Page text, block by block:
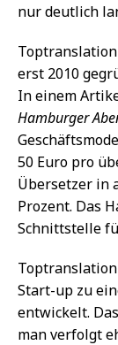
nur deutlich
erst 2010
In einem
Hamburger
50 Euro pro
Übersetzer in
Prozent. Das
Schnittstelle
Start-up zu
entwickelt.
man verfolgt